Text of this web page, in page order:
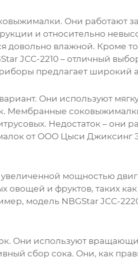
. Они работают
и относительно
влажной. Кроме
JCC-2210 – отличный
предлагает широкий
Они используют
Мембранные
Недостаток – они
от ООО Цыси Джиксинг
увеличенной мощностью
овощей и фруктов, таких
модель NBGStar JCC-
Они используют
сбор сока. Они, как